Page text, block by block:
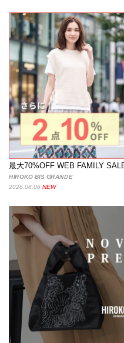
最大70%OFF WEB FAMILY
HIROKO BIS GRANDE
2026.08.06 NEW